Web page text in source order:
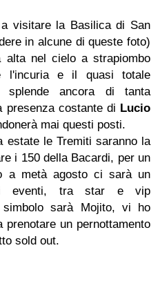
visitare la Basilica di San
in alcune di queste foto)
alta nel cielo a strapiombo
l'incuria e il quasi totale
splende ancora di tanta
presenza costante di Lucio
mai questi posti.
estate le Tremiti saranno la
i 150 della Bacardi, per un
a metà agosto ci sarà un
eventi, tra star e vip
sarà Mojito, vi ho
un pernottamento
sold out.